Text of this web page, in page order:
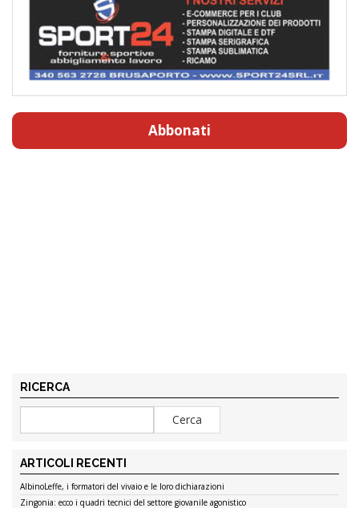
Abbonati
RICERCA
ARTICOLI RECENTI
AlbinoLeffe, i formatori del vivaio e le loro dichiarazioni
Zingonia: ecco i quadri tecnici del settore giovanile agonistico